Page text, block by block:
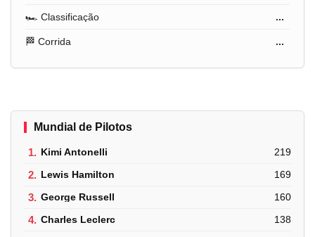
🏎️ Classificação ...
🏁 Corrida ...
Mundial de Pilotos
1. Kimi Antonelli 219
2. Lewis Hamilton 169
3. George Russell 160
4. Charles Leclerc 138